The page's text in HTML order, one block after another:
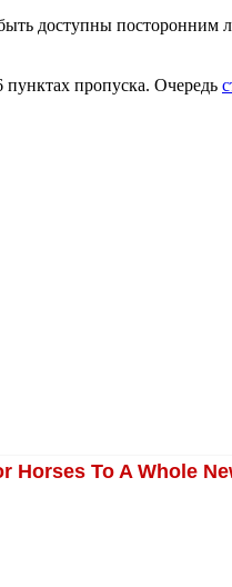
доступны посторонним
пунктах пропуска. Очередь